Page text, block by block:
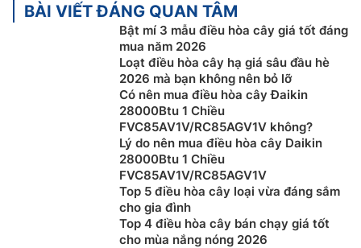
tỏa ra nhiều hơn và làm lạnh không gian phòng nhanh
BÀI VIẾT ĐÁNG QUAN TÂM
Bật mí 3 mẫu điều hòa cây giá tốt đáng
mua năm 2026
Loạt điều hòa cây hạ giá sâu đầu hè
2026 mà bạn không nên bỏ lỡ
Có nên mua điều hòa cây Đaikin
28000Btu 1 Chiều
FVC85AV1V/RC85AGV1V không?
Lý do nên mua điều hòa cây Daikin
28000Btu 1 Chiều
FVC85AV1V/RC85AGV1V
Top 5 điều hòa cây loại vừa đáng sắm
cho gia đình
Top 4 điều hòa cây bán chạy giá tốt
cho mùa nắng nóng 2026